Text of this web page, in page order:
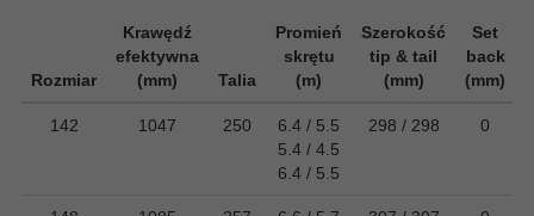
Rozmiar
Krawędź
efektywna
(mm)
Talia
Promień
skrętu
(m)
Szerokość
tip & tail
(mm)
Set
back
(mm)
142 1047 250
6.4 / 5.5
5.4 / 4.5
6.4 / 5.5
298 / 298 0